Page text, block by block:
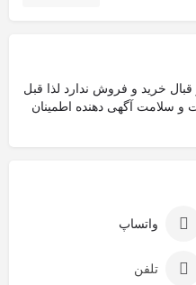
خرید و فروش ندارد لذا قبل
و سلامت آگهی دهنده اطمینان
واتساپ
تلفن